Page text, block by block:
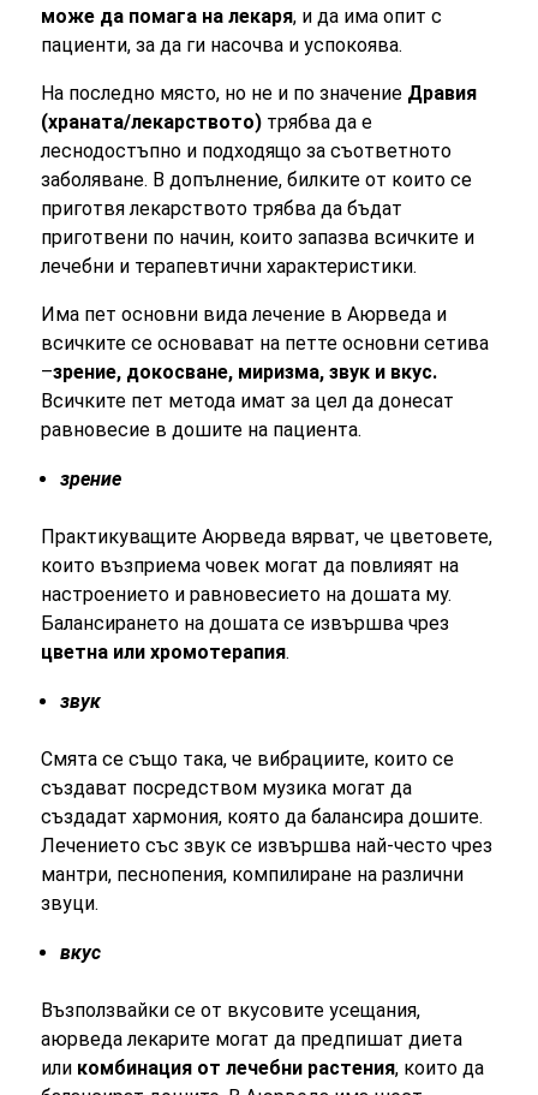
може да помага на лекаря, и да има опит с
пациенти, за да ги насочва и успокоява.
На последно място, но не и по значение Дравия
(храната/лекарството) трябва да е
леснодостъпно и подходящо за съответното
заболяване. В допълнение, билките от които се
приготвя лекарството трябва да бъдат
приготвени по начин, които запазва всичките и
лечебни и терапевтични характеристики.
Има пет основни вида лечение в Аюрведа и
всичките се основават на петте основни сетива
–зрение, докосване, миризма, звук и вкус.
Всичките пет метода имат за цел да донесат
равновесие в дошите на пациента.
зрение
Практикуващите Аюрведа вярват, че цветовете,
които възприема човек могат да повлияят на
настроението и равновесието на дошата му.
Балансирането на дошата се извършва чрез
цветна или хромотерапия.
звук
Смята се също така, че вибрациите, които се
създават посредством музика могат да
създадат хармония, която да балансира дошите.
Лечението със звук се извършва най-често чрез
мантри, песнопения, компилиране на различни
звуци.
вкус
Възползвайки се от вкусовите усещания,
аюрведа лекарите могат да предпишат диета
или комбинация от лечебни растения, които да